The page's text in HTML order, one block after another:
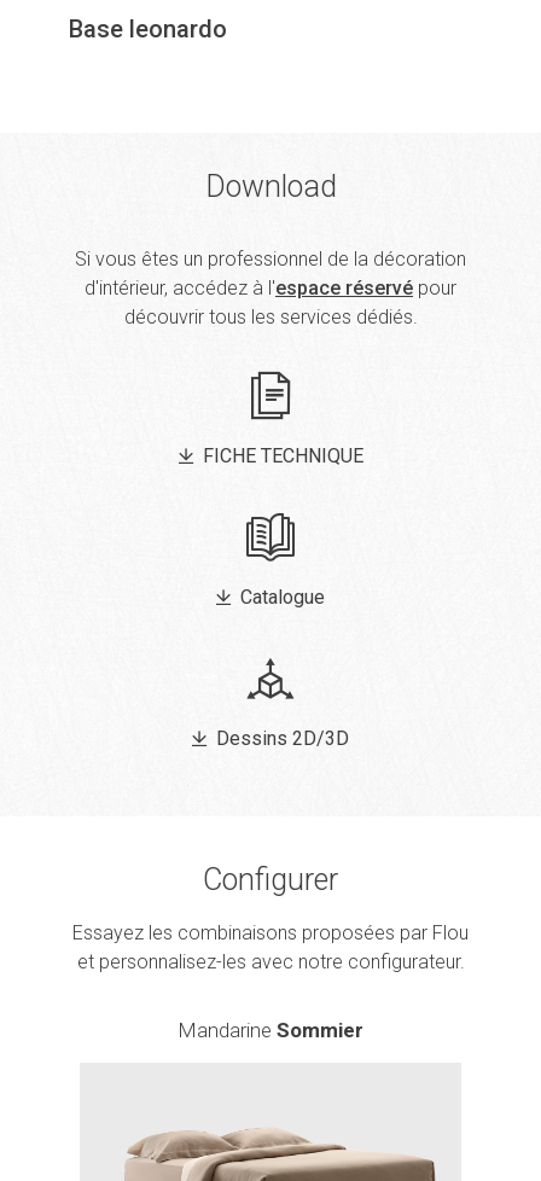
Base leonardo
Download
Si vous êtes un professionnel de la décoration
d'intérieur, accédez à l'espace réservé pour
découvrir tous les services dédiés.
FICHE TECHNIQUE
Catalogue
Dessins 2D/3D
Configurer
Essayez les combinaisons proposées par Flou
et personnalisez-les avec notre configurateur.
Mandarine Sommier